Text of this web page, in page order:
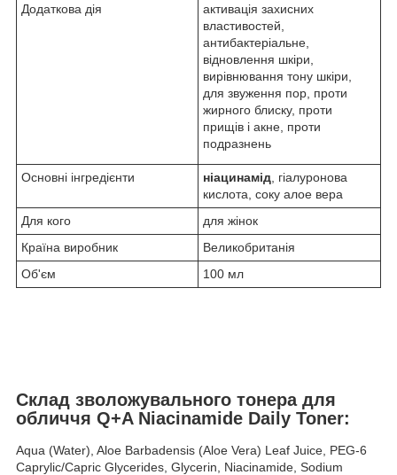
Додаткова дія
активація захисних
властивостей,
антибактеріальне,
відновлення шкіри,
вирівнювання тону шкіри,
для звуження пор, проти
жирного блиску, проти
прищів і акне, проти
подразнень
Основні інгредієнти ніацинамід , гіалуронова
кислота, соку алое вера
Для кого
для жінок
Країна виробник
Великобританія
Об'єм
100 мл
Склад зволожувального тонера для
обличчя Q+A Niacinamide Daily Toner:
Aqua (Water), Aloe Barbadensis (Aloe Vera) Leaf Juice, PEG-6
Caprylic/Capric Glycerides, Glycerin, Niacinamide, Sodium